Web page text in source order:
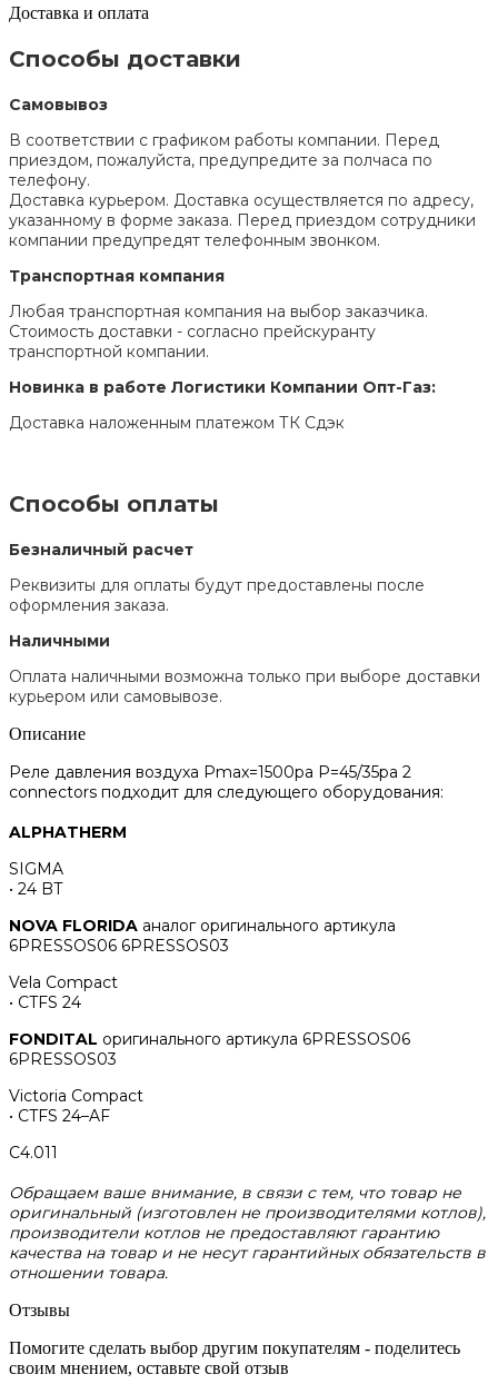
Доставка и оплата
Способы доставки
Самовывоз
В соответствии с графиком работы компании. Перед
приездом, пожалуйста, предупредите за полчаса по
телефону.
Доставка курьером. Доставка осуществляется по адресу,
указанному в форме заказа. Перед приездом сотрудники
компании предупредят телефонным звонком.
Транспортная компания
Любая транспортная компания на выбор заказчика.
Стоимость доставки - согласно прейскуранту
транспортной компании.
Новинка в работе Логистики Компании Опт-Газ:
Доставка наложенным платежом ТК Сдэк
Способы оплаты
Безналичный расчет
Реквизиты для оплаты будут предоставлены после
оформления заказа.
Наличными
Оплата наличными возможна только при выборе доставки
курьером или самовывозе.
Описание
Реле давления воздуха Pmax=1500pa P=45/35pa 2
connectors подходит для следующего оборудования:
ALPHATHERM
SIGMA
• 24 BT
NOVA FLORIDA аналог оригинального артикула
6PRESSOS06 6PRESSOS03
Vela Compact
• CTFS 24
FONDITAL оригинального артикула 6PRESSOS06
6PRESSOS03
Victoria Compact
• CTFS 24–AF
С4.011
Обращаем ваше внимание, в связи с тем, что товар не
оригинальный (изготовлен не производителями котлов),
производители котлов не предоставляют гарантию
качества на товар и не несут гарантийных обязательств в
отношении товара.
Отзывы
Помогите сделать выбор другим покупателям - поделитесь
своим мнением, оставьте свой отзыв